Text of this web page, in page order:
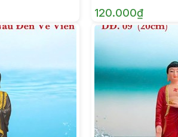
120.000₫